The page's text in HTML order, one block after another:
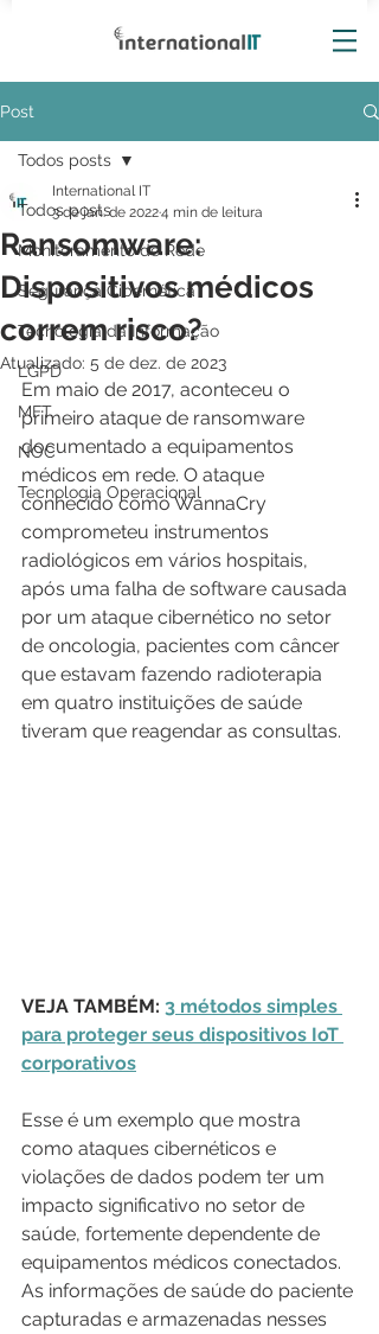
Post
Todos posts
Monitoramento de Rede
Segurança Cibernética
Tecnologia da Informação
LGPD
MFT
NOC
Tecnologia Operacional
Todos posts
Ransomware:
Dispositivos médicos
correm risco?
International IT
3 de jan. de 20224 min de leitura
Atualizado: 5 de dez. de 2023
Em maio de 2017, aconteceu o
primeiro ataque de ransomware
documentado a equipamentos
médicos em rede. O ataque
conhecido como WannaCry
comprometeu instrumentos
radiológicos em vários hospitais,
após uma falha de software causada
por um ataque cibernético no setor
de oncologia, pacientes com câncer
que estavam fazendo radioterapia
em quatro instituições de saúde
tiveram que reagendar as consultas.
VEJA TAMBÉM: 3 métodos simples
para proteger seus dispositivos IoT
corporativos
Esse é um exemplo que mostra
como ataques cibernéticos e
violações de dados podem ter um
impacto significativo no setor de
saúde, fortemente dependente de
equipamentos médicos conectados.
As informações de saúde do paciente
capturadas e armazenadas nesses